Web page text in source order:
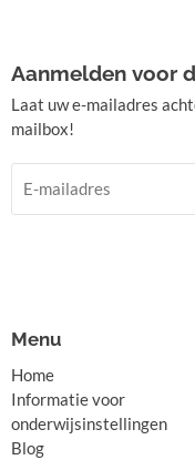
Aanmelden voor
Laat uw e-mailadres
mailbox!
Menu
Home
Informatie voor
onderwijsinstellingen
Blog